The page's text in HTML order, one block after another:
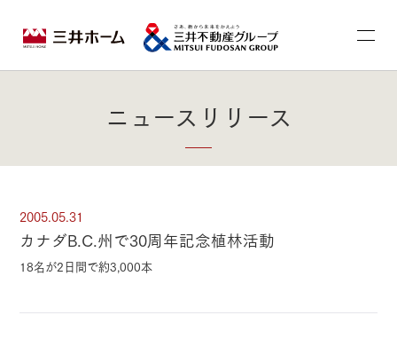
ニュースリリース
2005.05.31
カナダB.C.州で30周年記念植林活動
18名が2日間で約3,000本